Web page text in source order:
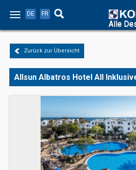
DE FR
Alle
Zurück zur Übersicht
Allsun Albatros Hotel All